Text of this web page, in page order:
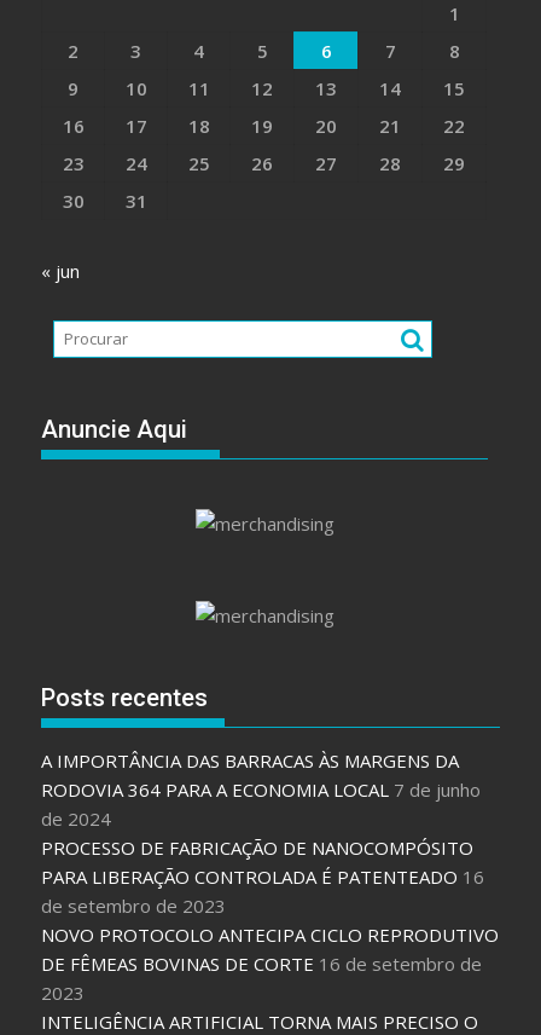
1
2
3 4 5 6 7
8
9
10 11 12 13 14
15
16
17 18 19 20 21
22
23
24 25 26 27 28
29
30
31
« jun
Anuncie Aqui
Posts recentes
A IMPORTÂNCIA DAS BARRACAS ÀS MARGENS DA
RODOVIA 364 PARA A ECONOMIA LOCAL 7 de junho
de 2024
PROCESSO DE FABRICAÇÃO DE NANOCOMPÓSITO
PARA LIBERAÇÃO CONTROLADA É PATENTEADO 16
de setembro de 2023
NOVO PROTOCOLO ANTECIPA CICLO REPRODUTIVO
DE FÊMEAS BOVINAS DE CORTE 16 de setembro de
2023
INTELIGÊNCIA ARTIFICIAL TORNA MAIS PRECISO O